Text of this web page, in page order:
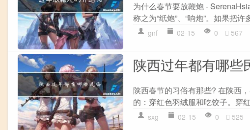
为什么春节要放鞭炮 -
称之为“纸炮”、“响炮”。如果把
gnf 02-15 0 567
陕西过年都有哪些
陕西春节的习俗有那些? 在陕西
的：穿红色羽绒服和吃饺子。穿
sxg 02-15 0 525